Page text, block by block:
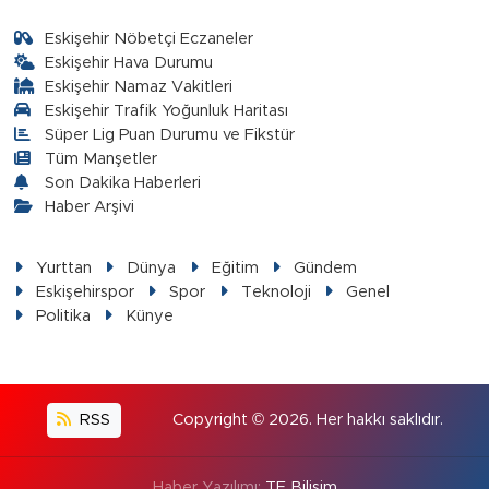
Eskişehir Nöbetçi Eczaneler
Eskişehir Hava Durumu
Eskişehir Namaz Vakitleri
Eskişehir Trafik Yoğunluk Haritası
Süper Lig Puan Durumu ve Fikstür
Tüm Manşetler
Son Dakika Haberleri
Haber Arşivi
Yurttan Dünya Eğitim
Gündem
Eskişehirspor
Spor Teknoloji
Genel
Politika
Künye
RSS Copyright © 2026. Her hakkı saklıdır.